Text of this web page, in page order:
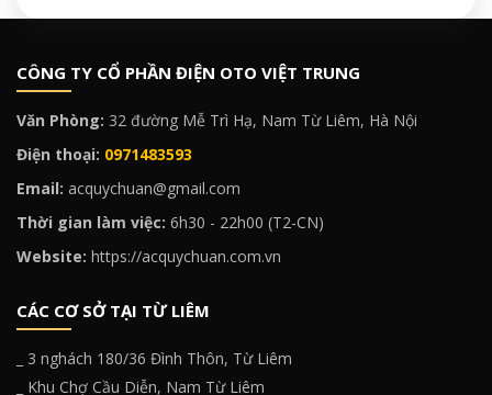
CÔNG TY CỔ PHẦN ĐIỆN OTO VIỆT TRUNG
Văn Phòng: 32 đường Mễ Trì Hạ, Nam Từ Liêm, Hà Nội
Điện thoại: 0971483593
Email: acquychuan@gmail.com
Thời gian làm việc: 6h30 - 22h00 (T2-CN)
Website: https://acquychuan.com.vn
CÁC CƠ SỞ TẠI TỪ LIÊM
_ 3 nghách 180/36 Đình Thôn, Từ Liêm
_ Khu Chợ Cầu Diễn, Nam Từ Liêm